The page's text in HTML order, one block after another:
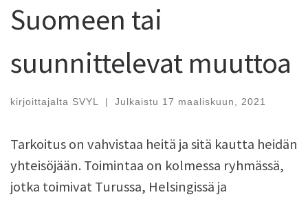
Suomeen tai
suunnittelevat muuttoa
kirjoittajalta SVYL | Julkaistu 17 maaliskuun, 2021
Tarkoitus on vahvistaa heitä ja sitä kautta heidän
yhteisöjään. Toimintaa on kolmessa ryhmässä,
jotka toimivat Turussa, Helsingissä ja